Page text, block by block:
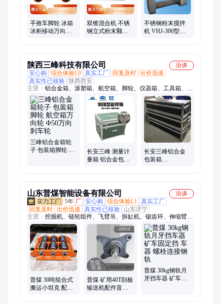
制粒机、二维混合机、双锥混合机
手推车脚轮 冰箱
冰柜移动万向轮
双锥混合机 不锈
钢立式粉末颗粒
不锈钢粉末搅拌
机 VHJ-300型工
陕西三峰科技有限公司
洽谈
安心购
综合体验L0 真实工厂 回复及时 出价迅速
真实性已核验 陕西西安
主营： 铝合金箱、滚塑箱、航空箱、脚轮、仪器箱、工具箱、拉
杆箱、木箱、手提箱、铝箱、设备箱、无人机包装箱、特种包装
箱、EVA内村海绵、配件、消防箱、防护箱、塑料箱
三峰铝合金箱轮
子 包装箱脚轮 航
长安三峰 测量计
量箱 铝合金包装
长安三峰铝合金
包装箱
山东普煤智能设备有限公司
洽谈
5年 厂 安心购 综合体验L1 真实工厂
回复及时 出价迅速 真实性已核验
山东济宁
主营： 挖掘机、链轮组件、飞臂吊、拆缸机、锯齿环、伸缩臂、
皮带硫化机、聚能管、临时支护装置、搬运悬浮气垫、搬运坦克
车、矿用三轮车、喷射器、船用风机、钻头、速凝剂、钻杆、电
液推杆、洗靴机、手拉葫芦、除铁器、管道排渣器、消毒门、静
电释放器、定向钻机
普煤 30吨组合式
搬运小坦克 配导
普煤 矿用40T刮板
输送机配件盲轴
普煤 30kg钢轨月
牙挡车器 矿车固